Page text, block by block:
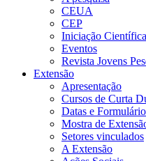
CEUA
CEP
Iniciação Científica
Eventos
Revista Jovens
Extensão
Apresentação
Cursos de Curta
Datas e
Mostra de
Setores vinculados
A Extensão